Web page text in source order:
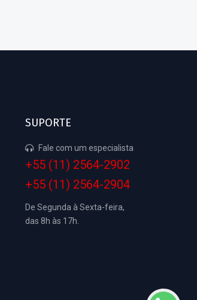
SUPORTE
Fale com um especialista
+55 (11) 2564-2902
+55 (11) 2564-2904
De Segunda à Sexta-feira,
das 8h às 17h.